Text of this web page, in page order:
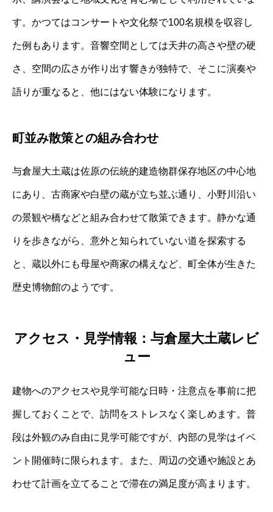
す。かつてはコンサートや文化祭で100名規模を収容し
た例もあります。音響空間としては天井の高さや壁の硬
さ、空間の広さが作り出す響きが独特で、そこに演奏や
語りが重なると、他にはない体験になります。
町並み散策との組み合わせ
与倉屋大土蔵は佐原の伝統的建造物群保存地区の中心地
にあり、古商家や白壁の蔵が立ち並ぶ通り、小野川沿い
の景観や橋などと組み合わせて散策できます。静かな通
りを歩きながら、意外と知られていない道を探索する
と、蔵以外にも母屋や商家の構えなど、町全体が生きた
歴史博物館のようです。
アクセス・見学情報：与倉屋大土蔵レビ
ュー
建物へのアクセスや見学可能な日時・注意点を事前に把
握しておくことで、訪問をストレスなく楽しめます。普
段は外観のみ自由に見学可能ですが、内部の見学はイベ
ント開催時に限られます。また、周辺の交通や施設とあ
わせて計画を立てることで滞在の満足度が高まります。